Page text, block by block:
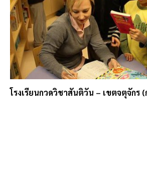
โรงเรียนกวดวิชาสันติวัน – เขตจตุจักร